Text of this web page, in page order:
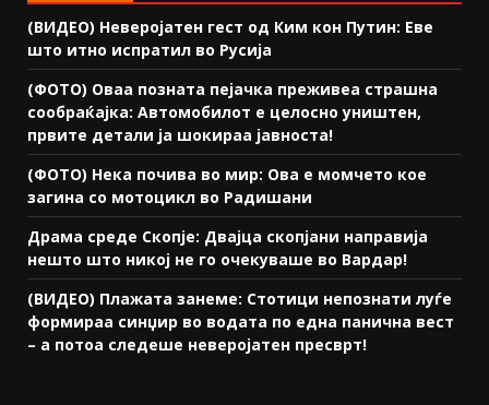
(ВИДЕО) Неверојатен гест од Ким кон Путин: Еве
што итно испратил во Русија
(ФОТО) Оваа позната пејачка преживеа страшна
сообраќајка: Автомобилот е целосно уништен,
првите детали ја шокираа јавноста!
(ФОТО) Нека почива во мир: Ова е момчето кое
загина со мотоцикл во Радишани
Драма среде Скопје: Двајца скопјани направија
нешто што никој не го очекуваше во Вардар!
(ВИДЕО) Плажата занеме: Стотици непознати луѓе
формираа синџир во водата по една панична вест
– а потоа следеше неверојатен пресврт!